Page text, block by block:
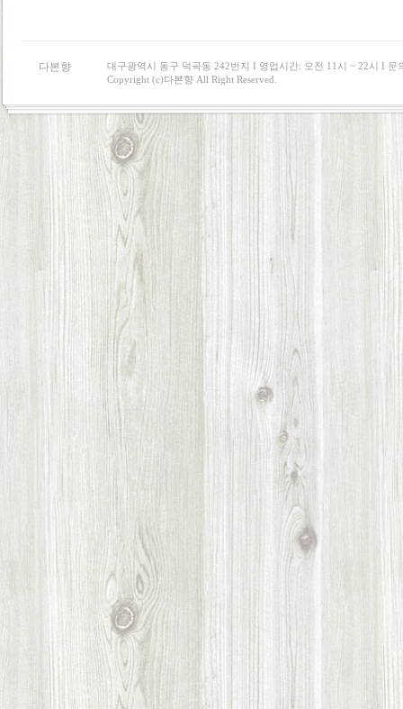
다본향
대구광역시 동구 덕곡동 242번지 I 영업시간: 오전 11시 ~ 22시 I 문
Copyright (c)다본향 All Right Reserved.